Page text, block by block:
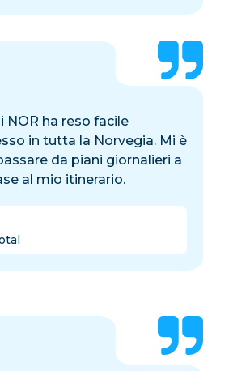
NOR ha reso facile
in tutta la Norvegia. Mi è
da piani giornalieri a
al mio itinerario.